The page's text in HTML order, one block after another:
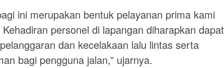
ini merupakan bentuk pelayanan prima kami
personel di lapangan diharapkan dapat
dan kecelakaan lalu lintas serta
bagi pengguna jalan,” ujarnya.